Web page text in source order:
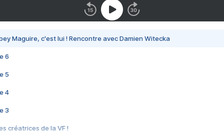
Maguire, c'est lui ! Rencontre avec Damien Witecka
6
5
4
3
créatrices de la VF !